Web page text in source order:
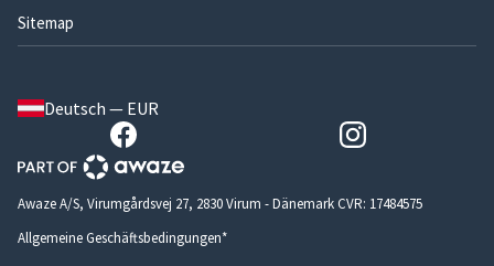
Sitemap
Deutsch — EUR
Awaze A/S, Virumgårdsvej 27, 2830 Virum - Dänemark CVR: 17484575
Allgemeine Geschäftsbedingungen*